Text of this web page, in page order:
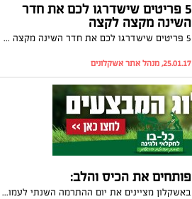
5 פריטים שישדרגו לכם את חדר
השינה מקצה לקצה
5 פריטים שישדרגו לכם את חדר השינה מקצה לקצה
25.01.17, מנהל אתר אשקלונים
פותחים את הכיס והלב:
באשקלון מציינים את יום ההתרמה השנתי לעמותת איל"ן: סניף העמותה באשקלון מסייע למטופליו ברכישת אביזרי עזר שיקומיים ומארגן מגוון פעילויות לרווחת הנכים בעיר